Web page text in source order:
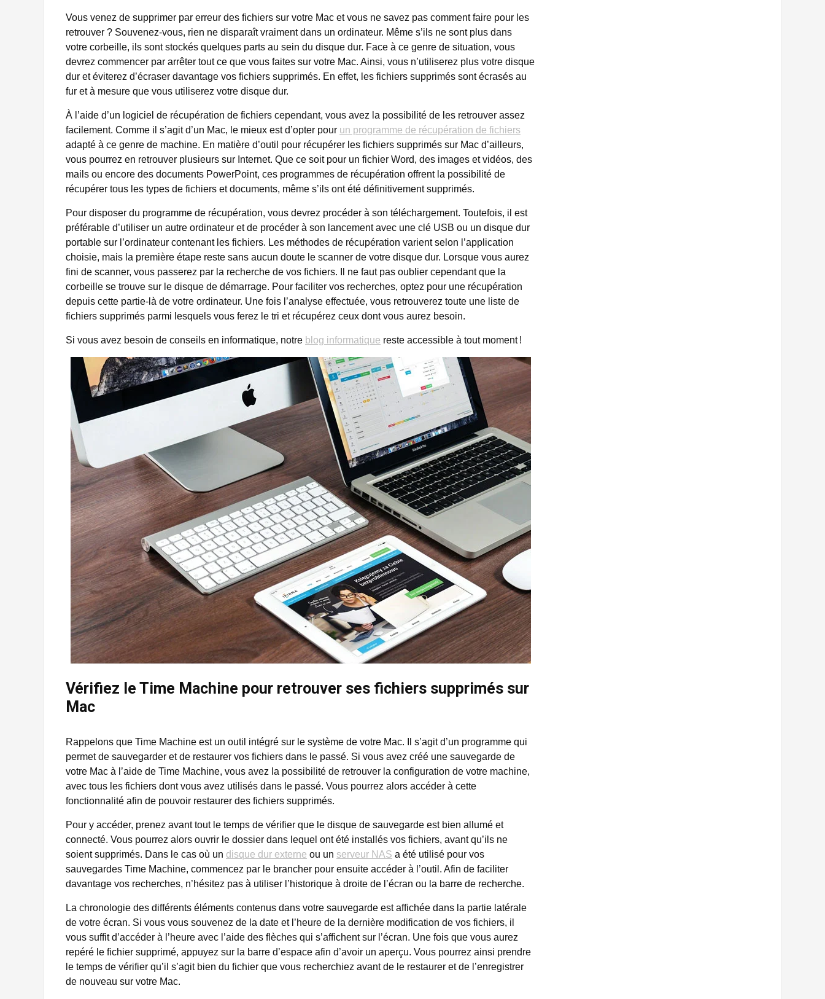
Vous venez de supprimer par erreur des fichiers sur votre Mac et vous ne savez pas comment faire pour les
retrouver ? Souvenez-vous, rien ne disparaît vraiment dans un ordinateur. Même s’ils ne sont plus dans
votre corbeille, ils sont stockés quelques parts au sein du disque dur. Face à ce genre de situation, vous
devrez commencer par arrêter tout ce que vous faites sur votre Mac. Ainsi, vous n’utiliserez plus votre disque
dur et éviterez d’écraser davantage vos fichiers supprimés. En effet, les fichiers supprimés sont écrasés au
fur et à mesure que vous utiliserez votre disque dur.
À l’aide d’un logiciel de récupération de fichiers cependant, vous avez la possibilité de les retrouver assez
facilement. Comme il s’agit d’un Mac, le mieux est d’opter pour un programme de récupération de fichiers
adapté à ce genre de machine. En matière d’outil pour récupérer les fichiers supprimés sur Mac d’ailleurs,
vous pourrez en retrouver plusieurs sur Internet. Que ce soit pour un fichier Word, des images et vidéos, des
mails ou encore des documents PowerPoint, ces programmes de récupération offrent la possibilité de
récupérer tous les types de fichiers et documents, même s’ils ont été définitivement supprimés.
Pour disposer du programme de récupération, vous devrez procéder à son téléchargement. Toutefois, il est
préférable d’utiliser un autre ordinateur et de procéder à son lancement avec une clé USB ou un disque dur
portable sur l’ordinateur contenant les fichiers. Les méthodes de récupération varient selon l’application
choisie, mais la première étape reste sans aucun doute le scanner de votre disque dur. Lorsque vous aurez
fini de scanner, vous passerez par la recherche de vos fichiers. Il ne faut pas oublier cependant que la
corbeille se trouve sur le disque de démarrage. Pour faciliter vos recherches, optez pour une récupération
depuis cette partie-là de votre ordinateur. Une fois l’analyse effectuée, vous retrouverez toute une liste de
fichiers supprimés parmi lesquels vous ferez le tri et récupérez ceux dont vous aurez besoin.
Si vous avez besoin de conseils en informatique, notre blog informatique reste accessible à tout moment !
Vérifiez le Time Machine pour retrouver ses fichiers supprimés sur
Mac
Rappelons que Time Machine est un outil intégré sur le système de votre Mac. Il s’agit d’un programme qui
permet de sauvegarder et de restaurer vos fichiers dans le passé. Si vous avez créé une sauvegarde de
votre Mac à l’aide de Time Machine, vous avez la possibilité de retrouver la configuration de votre machine,
avec tous les fichiers dont vous avez utilisés dans le passé. Vous pourrez alors accéder à cette
fonctionnalité afin de pouvoir restaurer des fichiers supprimés.
Pour y accéder, prenez avant tout le temps de vérifier que le disque de sauvegarde est bien allumé et
connecté. Vous pourrez alors ouvrir le dossier dans lequel ont été installés vos fichiers, avant qu’ils ne
soient supprimés. Dans le cas où un disque dur externe ou un serveur NAS a été utilisé pour vos
sauvegardes Time Machine, commencez par le brancher pour ensuite accéder à l’outil. Afin de faciliter
davantage vos recherches, n’hésitez pas à utiliser l’historique à droite de l’écran ou la barre de recherche.
La chronologie des différents éléments contenus dans votre sauvegarde est affichée dans la partie latérale
de votre écran. Si vous vous souvenez de la date et l’heure de la dernière modification de vos fichiers, il
vous suffit d’accéder à l’heure avec l’aide des flèches qui s’affichent sur l’écran. Une fois que vous aurez
repéré le fichier supprimé, appuyez sur la barre d’espace afin d’avoir un aperçu. Vous pourrez ainsi prendre
le temps de vérifier qu’il s’agit bien du fichier que vous recherchiez avant de le restaurer et de l’enregistrer
de nouveau sur votre Mac.